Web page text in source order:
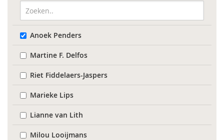
Anoek Penders
Martine F. Delfos
Riet Fiddelaers-Jaspers
Marieke Lips
Lianne van Lith
Milou Looijmans